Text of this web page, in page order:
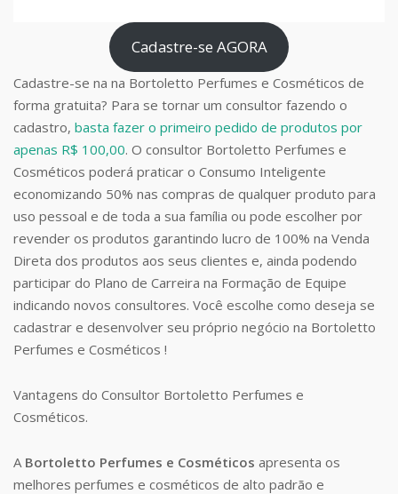
Cadastre-se AGORA
Cadastre-se na na Bortoletto Perfumes e Cosméticos de
forma gratuita? Para se tornar um consultor fazendo o
cadastro, basta fazer o primeiro pedido de produtos por
apenas R$ 100,00. O consultor Bortoletto Perfumes e
Cosméticos poderá praticar o Consumo Inteligente
economizando 50% nas compras de qualquer produto para
uso pessoal e de toda a sua família ou pode escolher por
revender os produtos garantindo lucro de 100% na Venda
Direta dos produtos aos seus clientes e, ainda podendo
participar do Plano de Carreira na Formação de Equipe
indicando novos consultores. Você escolhe como deseja se
cadastrar e desenvolver seu próprio negócio na Bortoletto
Perfumes e Cosméticos !
Vantagens do Consultor Bortoletto Perfumes e
Cosméticos.
A Bortoletto Perfumes e Cosméticos apresenta os
melhores perfumes e cosméticos de alto padrão e